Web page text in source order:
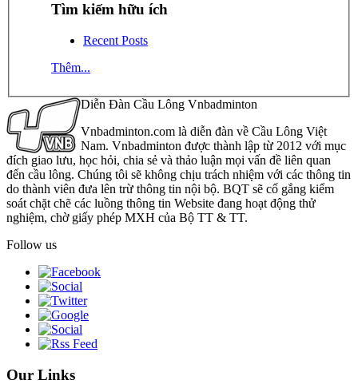
Tìm kiếm hữu ích
Recent Posts
Thêm...
Diễn Đàn Cầu Lông Vnbadminton
Vnbadminton.com là diễn đàn về Cầu Lông Việt
Nam. Vnbadminton được thành lập từ 2012 với mục
đích giao lưu, học hỏi, chia sẻ và thảo luận mọi vấn đề liên quan
đến cầu lông. Chúng tôi sẽ không chịu trách nhiệm với các thông tin
do thành viên đưa lên trừ thông tin nội bộ. BQT sẽ cố gắng kiểm
soát chặt chẽ các luồng thông tin Website đang hoạt động thử
nghiệm, chờ giấy phép MXH của Bộ TT & TT.
Follow us
Our Links